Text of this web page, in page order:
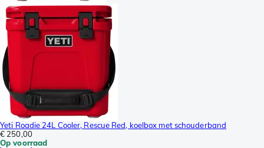
Yeti Roadie 24L Cooler, Rescue Red, koelbox met schouderband
€ 250,00
Op voorraad